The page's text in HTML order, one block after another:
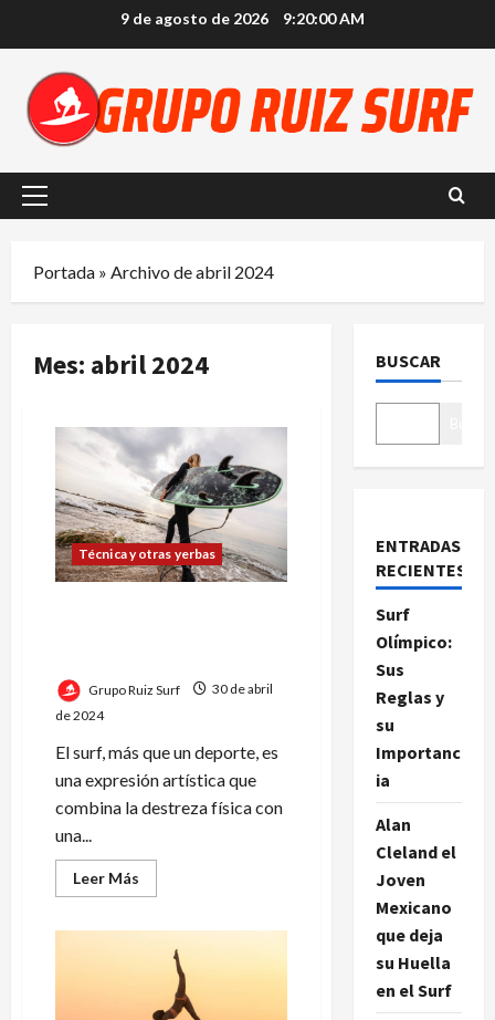
contenido
9 de agosto de 2026 9:20:00 AM
Menú
Portada » Archivo de abril 2024
Mes: abril 2024
Técnica y otras yerbas
Grupo Ruiz Surf
30 de abril
de 2024
El surf, más que un deporte, es
una expresión artística que
combina la destreza física con
una...
Leer Más
más
Tablas:
Influencia
BUSCAR
ENTRADAS
RECIENTES
Surf
Olímpico:
Sus
Reglas y
su
Importanc
ia
Alan
Cleland el
Joven
Mexicano
que deja
su Huella
en el Surf